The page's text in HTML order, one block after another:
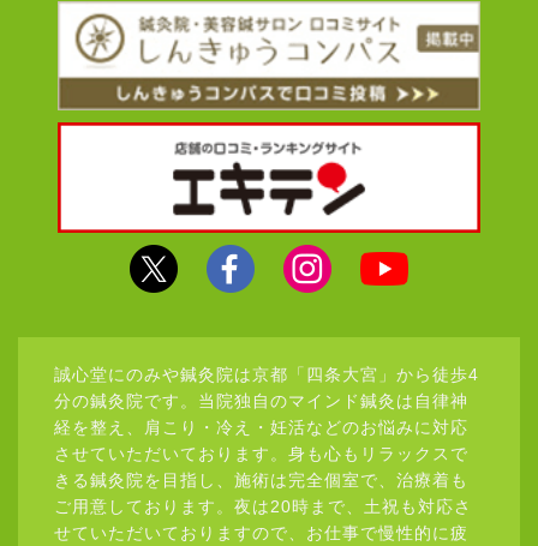
誠心堂にのみや鍼灸院は京都「四条大宮」から徒歩4
分の鍼灸院です。当院独自のマインド鍼灸は自律神
経を整え、肩こり・冷え・妊活などのお悩みに対応
させていただいております。身も心もリラックスで
きる鍼灸院を目指し、施術は完全個室で、治療着も
ご用意しております。夜は20時まで、土祝も対応さ
せていただいておりますので、お仕事で慢性的に疲